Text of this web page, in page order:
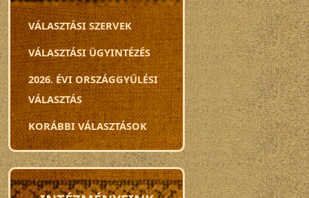
VÁLASZTÁSI SZERVEK
VÁLASZTÁSI ÜGYINTÉZÉS
2026. ÉVI ORSZÁGGYŰLÉSI
VÁLASZTÁS
KORÁBBI VÁLASZTÁSOK